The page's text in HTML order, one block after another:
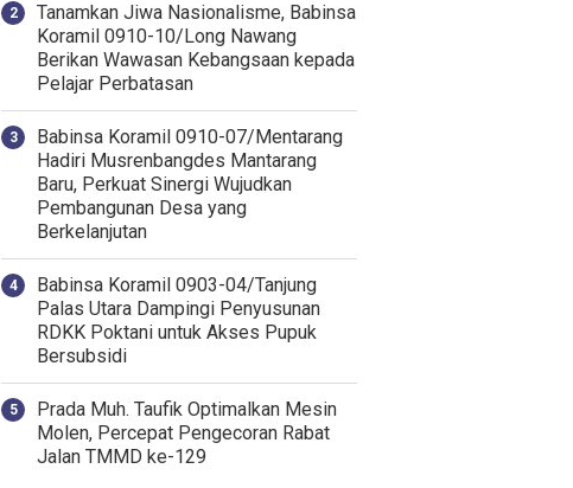
Tanamkan Jiwa Nasionalisme, Babinsa
Koramil 0910-10/Long Nawang
Berikan Wawasan Kebangsaan kepada
Pelajar Perbatasan
Babinsa Koramil 0910-07/Mentarang
Hadiri Musrenbangdes Mantarang
Baru, Perkuat Sinergi Wujudkan
Pembangunan Desa yang
Berkelanjutan
‎Babinsa Koramil 0903-04/Tanjung
Palas Utara Dampingi Penyusunan
RDKK Poktani untuk Akses Pupuk
Bersubsidi
Prada Muh. Taufik Optimalkan Mesin
Molen, Percepat Pengecoran Rabat
Jalan TMMD ke-129